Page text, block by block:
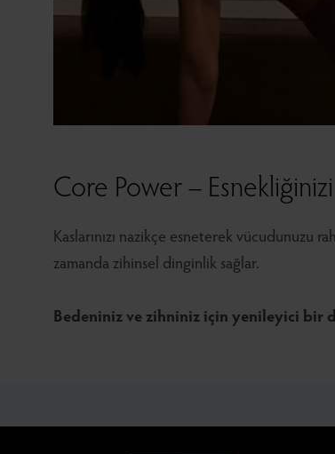
Core Power – Esnekliğinizi
Kaslarınızı nazikçe esneterek vücudunuzu
zamanda zihinsel dinginlik sağlar.
Bedeniniz ve zihniniz için yenileyici bir